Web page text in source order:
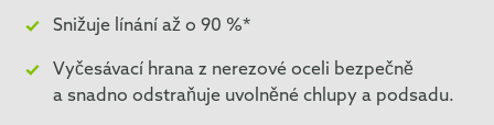
Snižuje línání až o 90 %*
Vyčesávací hrana z nerezové oceli bezpečně
a snadno odstraňuje uvolněné chlupy a podsadu.